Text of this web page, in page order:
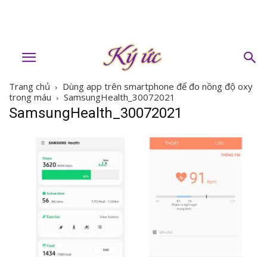
Trang chủ
Dùng app trên smartphone để đo nồng độ oxy
trong máu
SamsungHealth_30072021
SamsungHealth_30072021